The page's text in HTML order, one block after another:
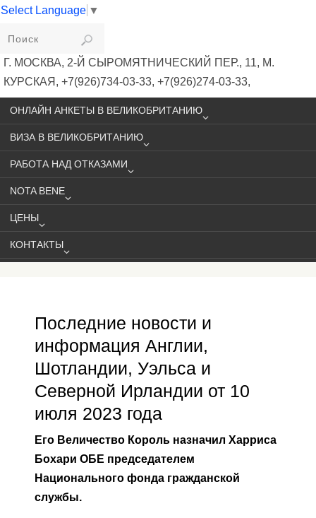
Select Language ▼
VIKIVISA
Г. МОСКВА, 2-Й СЫРОМЯТНИЧЕСКИЙ ПЕР., 11, М.
КУРСКАЯ, +7(926)734-03-33, +7(926)274-03-33,
VISA@VIKIVISA.RU
ОНЛАЙН АНКЕТЫ В ВЕЛИКОБРИТАНИЮ
ВИЗА В ВЕЛИКОБРИТАНИЮ
РАБОТА НАД ОТКАЗАМИ
NOTA BENE
ЦЕНЫ
КОНТАКТЫ
Последние новости и
информация Англии,
Шотландии, Уэльса и
Северной Ирландии от 10
июля 2023 года
Его Величество Король назначил Харриса
Бохари ОБЕ председателем
Национального фонда гражданской
службы.